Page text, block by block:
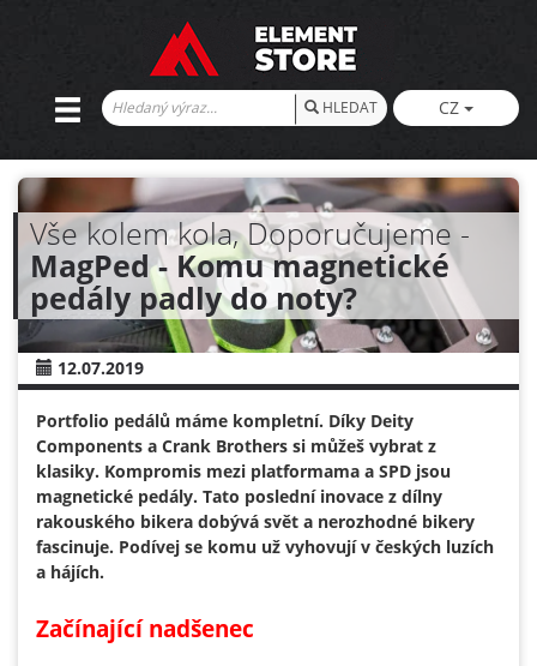
HLEDAT CZ
Vše kolem kola, Doporučujeme -
MagPed - Komu magnetické
pedály padly do noty?
12.07.2019
Portfolio pedálů máme kompletní. Díky Deity
Components a Crank Brothers si můžeš vybrat z
klasiky. Kompromis mezi platformama a SPD jsou
magnetické pedály. Tato poslední inovace z dílny
rakouského bikera dobývá svět a nerozhodné bikery
fascinuje. Podívej se komu už vyhovují v českých luzích
a hájích.
Začínající nadšenec